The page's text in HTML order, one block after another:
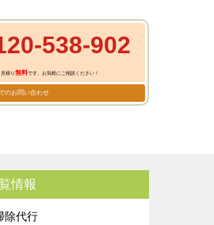
538-902
見積り無料です。お気軽にご相談ください！
のお問い合わせ
情報
除代行